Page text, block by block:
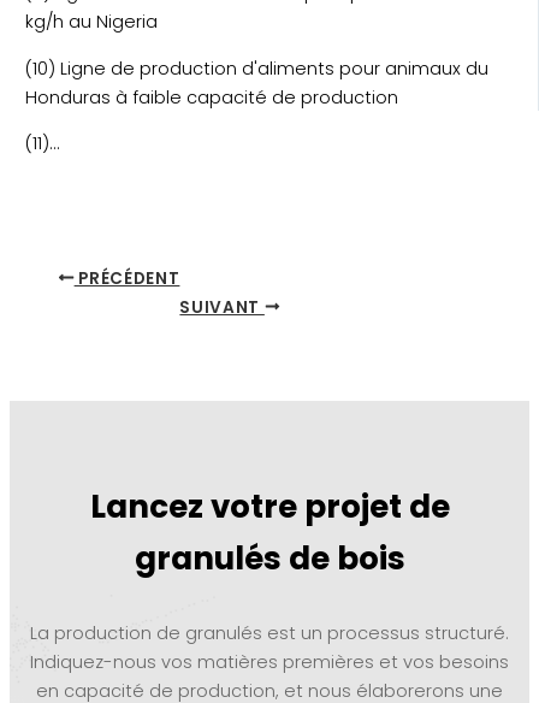
kg/h au Nigeria
(10) Ligne de production d'aliments pour animaux du
Honduras à faible capacité de production
(11)...
PRÉCÉDENT
SUIVANT
Lancez votre projet de
granulés de bois
La production de granulés est un processus structuré.
Indiquez-nous vos matières premières et vos besoins
en capacité de production, et nous élaborerons une